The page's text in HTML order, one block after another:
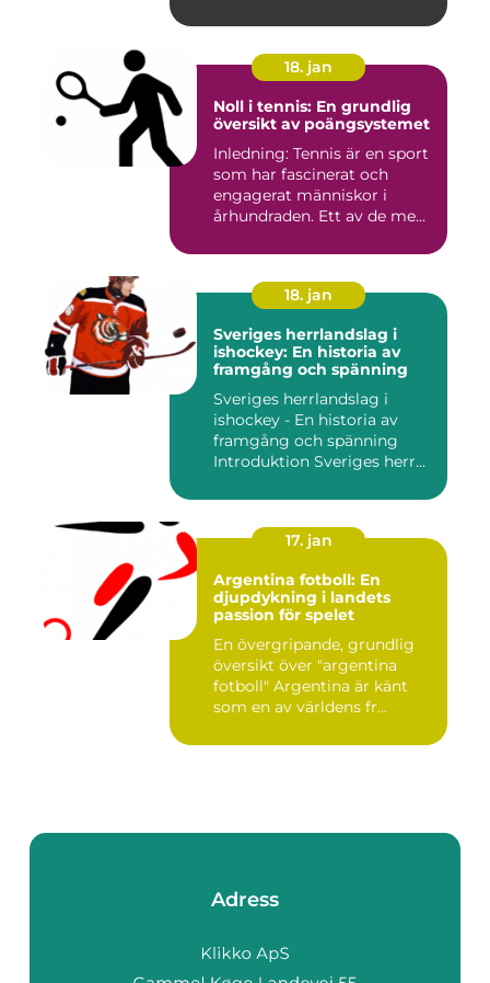
18. jan
Noll i tennis: En grundlig
översikt av poängsystemet
Inledning: Tennis är en sport
som har fascinerat och
engagerat människor i
århundraden. Ett av de me...
18. jan
Sveriges herrlandslag i
ishockey: En historia av
framgång och spänning
Sveriges herrlandslag i
ishockey - En historia av
framgång och spänning
Introduktion Sveriges herr...
17. jan
Argentina fotboll: En
djupdykning i landets
passion för spelet
En övergripande, grundlig
översikt över "argentina
fotboll" Argentina är känt
som en av världens fr...
Adress